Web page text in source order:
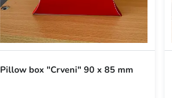
Pillow box "Crveni" 90 x 85 mm